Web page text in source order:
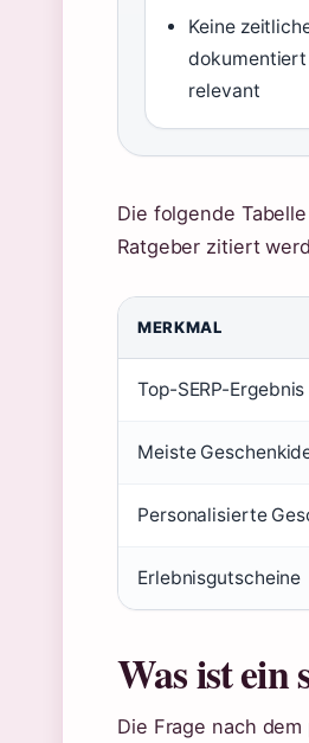
Keine
dokumentiert
relevant
Die folgende
Ratgeber zitiert
MERKMAL
Top-SERP-Ergebnis
Meiste
Personalisierte
Erlebnisgutscheine
Was ist ein
Die Frage nach